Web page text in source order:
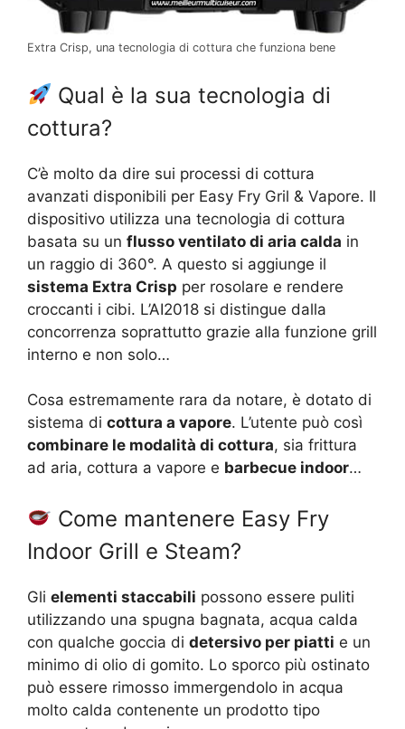
Extra Crisp, una tecnologia di cottura che funziona bene
Qual è la sua tecnologia di
cottura?
C’è molto da dire sui processi di cottura
avanzati disponibili per Easy Fry Gril & Vapore. Il
dispositivo utilizza una tecnologia di cottura
basata su un flusso ventilato di aria calda in
un raggio di 360°. A questo si aggiunge il
sistema Extra Crisp per rosolare e rendere
croccanti i cibi. L’AI2018 si distingue dalla
concorrenza soprattutto grazie alla funzione grill
interno e non solo…
Cosa estremamente rara da notare, è dotato di
sistema di cottura a vapore. L’utente può così
combinare le modalità di cottura, sia frittura
ad aria, cottura a vapore e barbecue indoor…
Come mantenere Easy Fry
Indoor Grill e Steam?
Gli elementi staccabili possono essere puliti
utilizzando una spugna bagnata, acqua calda
con qualche goccia di detersivo per piatti e un
minimo di olio di gomito. Lo sporco più ostinato
può essere rimosso immergendolo in acqua
molto calda contenente un prodotto tipo